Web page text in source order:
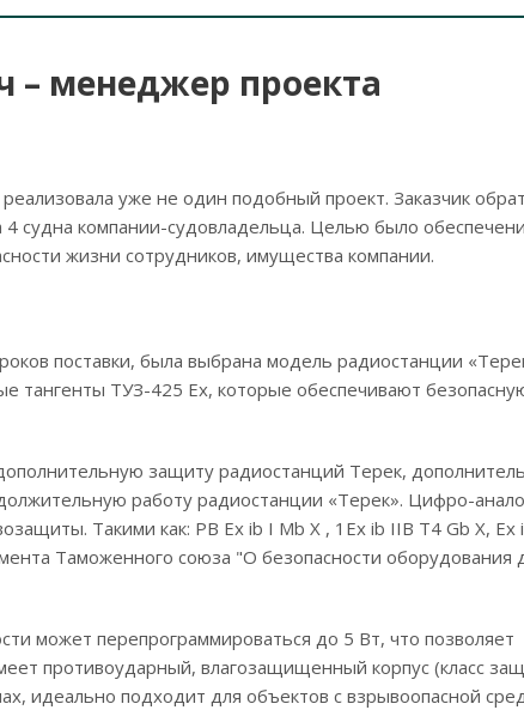
– менеджер проекта
уже не один подобный проект. Заказчик
судна компании-судовладельца. Целью было
жизни сотрудников, имущества компании.
поставки, была выбрана модель радиостанции
тангенты ТУЗ-425 Ex, которые обеспечивают
защиту радиостанций Терек,
работу радиостанции «Терек». Цифро-
Такими как: РB Ex ib I Mb X , 1Ex ib IIB T4 Gb X, Ex
Таможенного союза "О безопасности оборудования
может перепрограммироваться до 5 Вт, что позволяет
противоударный, влагозащищенный корпус (класс
идеально подходит для объектов с взрывоопасной